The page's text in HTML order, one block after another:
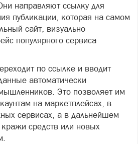
направляют ссылку для
публикации, которая на самом
сайт, визуально
популярного сервиса
по ссылке и вводит
автоматически
Это позволяет им
на маркетплейсах, в
сервисах, а в дальнейшем
кражи средств или новых